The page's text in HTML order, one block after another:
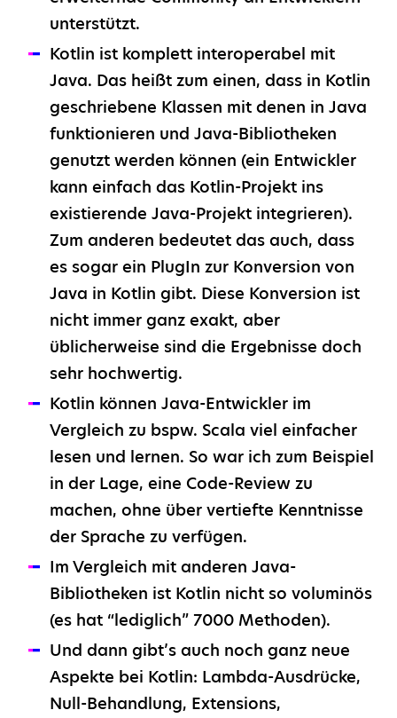
unterstützt.
Kotlin ist komplett interoperabel mit
Java. Das heißt zum einen, dass in Kotlin
geschriebene Klassen mit denen in Java
funktionieren und Java-Bibliotheken
genutzt werden können (ein Entwickler
kann einfach das Kotlin-Projekt ins
existierende Java-Projekt integrieren).
Zum anderen bedeutet das auch, dass
es sogar ein PlugIn zur Konversion von
Java in Kotlin gibt. Diese Konversion ist
nicht immer ganz exakt, aber
üblicherweise sind die Ergebnisse doch
sehr hochwertig.
Kotlin können Java-Entwickler im
Vergleich zu bspw. Scala viel einfacher
lesen und lernen. So war ich zum Beispiel
in der Lage, eine Code-Review zu
machen, ohne über vertiefte Kenntnisse
der Sprache zu verfügen.
Im Vergleich mit anderen Java-
Bibliotheken ist Kotlin nicht so voluminös
(es hat “lediglich” 7000 Methoden).
Und dann gibt’s auch noch ganz neue
Aspekte bei Kotlin: Lambda-Ausdrücke,
Null-Behandlung, Extensions,